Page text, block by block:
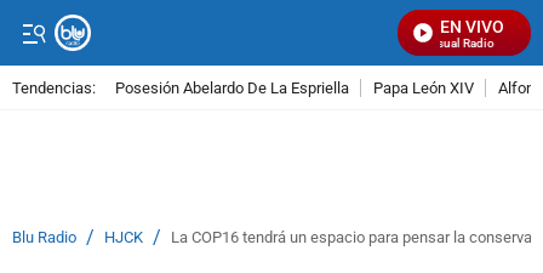
EN VIVO
Señal Visual Radio
Tendencias: Posesión Abelardo De La Espriella Papa León XIV
Blu Radio / HJCK / La COP16 tendrá un espacio para pensar la